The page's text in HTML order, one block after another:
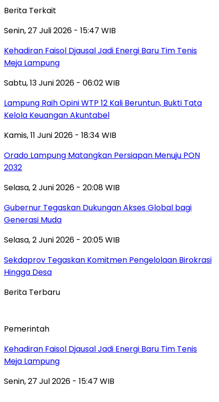
Berita Terkait
Senin, 27 Juli 2026 - 15:47 WIB
Kehadiran Faisol Djausal Jadi Energi Baru Tim Tenis
Meja Lampung
Sabtu, 13 Juni 2026 - 06:02 WIB
Lampung Raih Opini WTP 12 Kali Beruntun, Bukti Tata
Kelola Keuangan Akuntabel
Kamis, 11 Juni 2026 - 18:34 WIB
Orado Lampung Matangkan Persiapan Menuju PON
2032
Selasa, 2 Juni 2026 - 20:08 WIB
Gubernur Tegaskan Dukungan Akses Global bagi
Generasi Muda
Selasa, 2 Juni 2026 - 20:05 WIB
Sekdaprov Tegaskan Komitmen Pengelolaan Birokrasi
Hingga Desa
Berita Terbaru
Pemerintah
Kehadiran Faisol Djausal Jadi Energi Baru Tim Tenis
Meja Lampung
Senin, 27 Jul 2026 - 15:47 WIB